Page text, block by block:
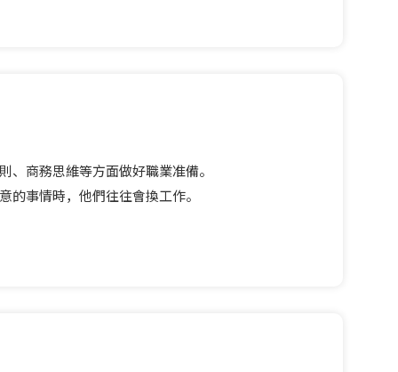
商務思維等方面做好職業准備。
事情時，他們往往會換工作。